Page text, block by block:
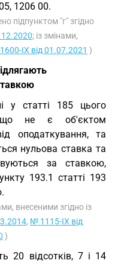
1206 00.
підпунктом "г" згідно
; із змінами,
IX від 01.07.2021 )
у статті 185 цього
що не є об'єктом
оподаткування, та
нульова ставка та
за ставкою,
193.1 статті 193
внесеними згідно із
, № 1115-IX від
)
20 відсотків, 7 і 14